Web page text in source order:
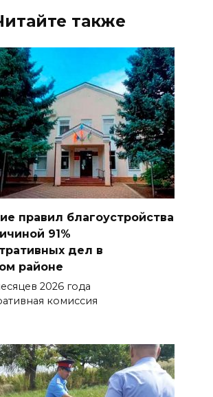
также
правил благоустройства
91%
дел в
районе
2026 года
комиссия